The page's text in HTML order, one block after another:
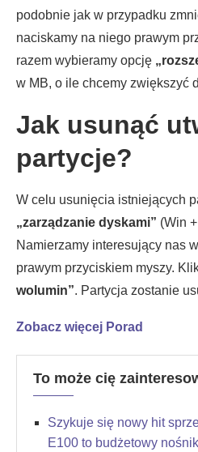
podobnie jak w przypadku
naciskamy na niego prawym
razem wybieramy opcję
w MB, o ile chcemy zwiększyć
Jak usunąć
partycje?
W celu usunięcia istniejących
„zarządzanie dyskami” (Win
Namierzamy interesujący nas
prawym przyciskiem myszy.
wolumin”. Partycja zostanie
Zobacz więcej Porad
To może cię
Szykuje się nowy hit
E100 to budżetowy